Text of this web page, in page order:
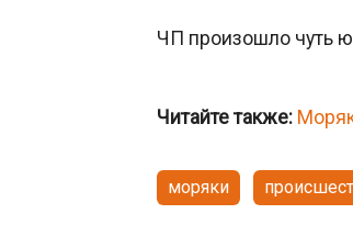
ЧП произошло чуть
Читайте также:
моряки